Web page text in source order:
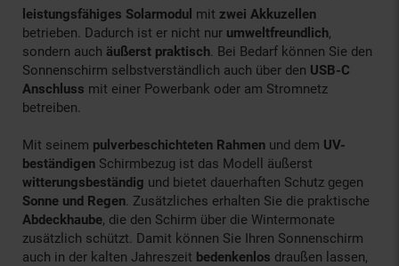
leistungsfähiges Solarmodul mit zwei Akkuzellen
betrieben. Dadurch ist er nicht nur umweltfreundlich,
sondern auch äußerst praktisch . Bei Bedarf können Sie den
Sonnenschirm selbstverständlich auch über den USB-C
Anschluss mit einer Powerbank oder am Stromnetz
betreiben.
Mit seinem pulverbeschichteten Rahmen und dem UV-
beständigen Schirmbezug ist das Modell äußerst
witterungsbeständig und bietet dauerhaften Schutz gegen
Sonne und Regen . Zusätzliches erhalten Sie die praktische
Abdeckhaube, die den Schirm über die Wintermonate
zusätzlich schützt. Damit können Sie Ihren Sonnenschirm
auch in der kalten Jahreszeit bedenkenlos draußen lassen,